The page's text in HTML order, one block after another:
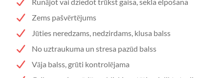
Zems pašvērtējums
Jūties neredzams, nedzirdams, klusa balss
No uztraukuma un stresa pazūd balss
Vāja balss, grūti kontrolējama